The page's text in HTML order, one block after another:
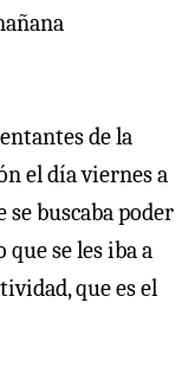
de la
el día viernes a
buscaba poder
se les iba a
que es el